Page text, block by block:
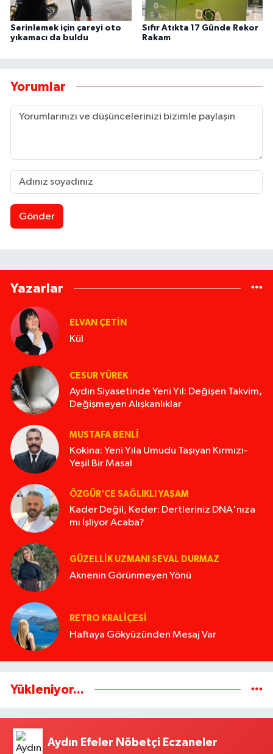
Serinlemek için çareyi oto
yıkamacı da buldu
Sıfır Atıkta 17 Günde Rekor
Rakam
Yorumlar
Gönder
Yazarlar
ELVAN ÇETIN
Kül
CESUR YÜREK
Aydın Siyasetinde Yeni Yıl: Değişen Takvim,
Değişmeyen Alışkanlıklar
MUSTAFA BENLI
Kokina: Yeni Yıla Umudu Taşıyan Kırmızı-
Yeşil Bir Masal
ÖZGÜR'CE SAĞLIKLI YAŞAM
Kader Değil, Keder: Dertleriniz DNA'nıza
mı İşliyor Acaba?
GÜZELLIK UZMANI SEVAL DURMAZ
Aknenin Görünmeyen Yönü
RETRO KRALIÇESI
Haftaya Gökyüzünden Mesaj Var
Yükleniyor...
Aydın Efeler Nöbetçi Eczaneler